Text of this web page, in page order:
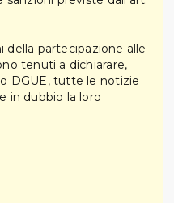
della partecipazione alle
tenuti a dichiarare,
DGUE, tutte le notizie
in dubbio la loro